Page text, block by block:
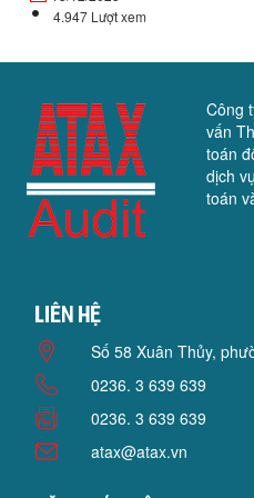
4.947 Lượt xem
Công
vấn
toán
dịch
toán
Liên hệ
Số 58 Xuân Thủy,
0236. 3 639 639
0236. 3 639 639
atax@atax.vn